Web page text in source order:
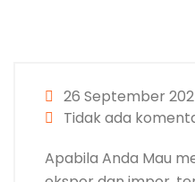
26 September
Tidak ada
Apabila Anda Mau